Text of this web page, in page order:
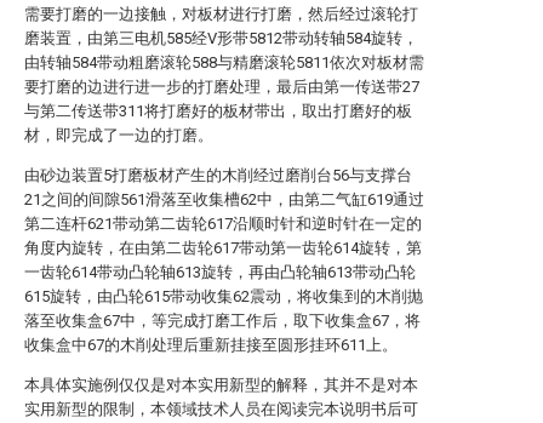
需要打磨的一边接触，对板材进行打磨，然后经过滚轮打
磨装置，由第三电机585经V形带5812带动转轴584旋转，
由转轴584带动粗磨滚轮588与精磨滚轮5811依次对板材需
要打磨的边进行进一步的打磨处理，最后由第一传送带27
与第二传送带311将打磨好的板材带出，取出打磨好的板
材，即完成了一边的打磨。
由砂边装置5打磨板材产生的木削经过磨削台56与支撑台
21之间的间隙561滑落至收集槽62中，由第二气缸619通过
第二连杆621带动第二齿轮617沿顺时针和逆时针在一定的
角度内旋转，在由第二齿轮617带动第一齿轮614旋转，第
一齿轮614带动凸轮轴613旋转，再由凸轮轴613带动凸轮
615旋转，由凸轮615带动收集62震动，将收集到的木削抛
落至收集盒67中，等完成打磨工作后，取下收集盒67，将
收集盒中67的木削处理后重新挂接至圆形挂环611上。
本具体实施例仅仅是对本实用新型的解释，其并不是对本
实用新型的限制，本领域技术人员在阅读完本说明书后可